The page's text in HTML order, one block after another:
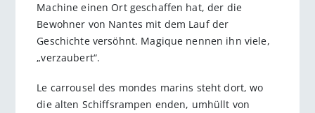
Machine einen Ort geschaffen hat, der die
Bewohner von Nantes mit dem Lauf der
Geschichte versöhnt. Magique nennen ihn viele,
„verzaubert“.
Le carrousel des mondes marins steht dort, wo
die alten Schiffsrampen enden, umhüllt von